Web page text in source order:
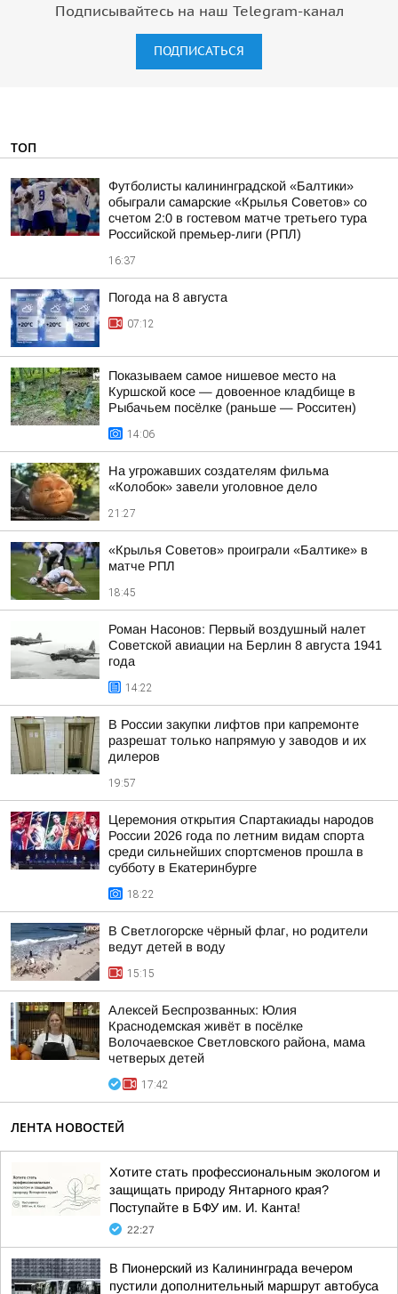
Подписывайтесь на наш Telegram-канал
ПОДПИСАТЬСЯ
ТОП
Футболисты калининградской «Балтики»
обыграли самарские «Крылья Советов» со
счетом 2:0 в гостевом матче третьего тура
Российской премьер-лиги (РПЛ)
16:37
Погода на 8 августа
07:12
Показываем самое нишевое место на
Куршской косе — довоенное кладбище в
Рыбачьем посёлке (раньше — Росситен)
14:06
На угрожавших создателям фильма
«Колобок» завели уголовное дело
21:27
«Крылья Советов» проиграли «Балтике» в
матче РПЛ
18:45
Роман Насонов: Первый воздушный налет
Советской авиации на Берлин 8 августа 1941
года
14:22
В России закупки лифтов при капремонте
разрешат только напрямую у заводов и их
дилеров
19:57
Церемония открытия Спартакиады народов
России 2026 года по летним видам спорта
среди сильнейших спортсменов прошла в
субботу в Екатеринбурге
18:22
В Светлогорске чёрный флаг, но родители
ведут детей в воду
15:15
Алексей Беспрозванных: Юлия
Краснодемская живёт в посёлке
Волочаевское Светловского района, мама
четверых детей
17:42
ЛЕНТА НОВОСТЕЙ
Хотите стать профессиональным экологом и
защищать природу Янтарного края?
Поступайте в БФУ им. И. Канта!
22:27
В Пионерский из Калининграда вечером
пустили дополнительный маршрут автобуса